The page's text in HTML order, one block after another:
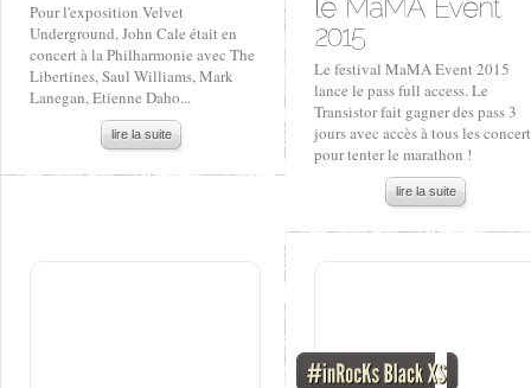
Pour l'exposition Velvet
Underground, John Cale était en
concert à la Philharmonie avec The
Libertines, Saul Williams, Mark
Lanegan, Etienne Daho...
lire la suite
Le festival MaMA Event 2015
lance le pass full access. Le
Transistor fait gagner des pass 3
jours avec accès à tous les
pour tenter le marathon !
lire la suite